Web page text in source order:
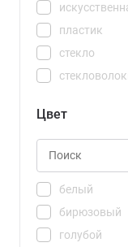
пластик
стекло
Цвет
белый
бирюзовый
голубой